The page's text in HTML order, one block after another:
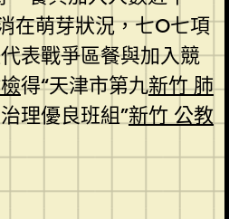
在萌芽狀況，七O七項
表戰爭區餐與加入競
得“天津市第九新竹 肺
理優良班組”新竹 公教